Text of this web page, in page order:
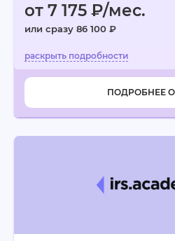
от 7 175 ₽/мес.
или сразу 86 100 ₽
ПОДРОБНЕЕ